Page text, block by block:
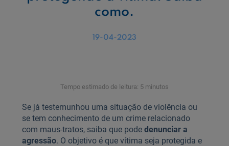
como.
19-04-2023
Tempo estimado de leitura: 5 minutos
Se já testemunhou uma situação de violência ou
se tem conhecimento de um crime relacionado
com maus-tratos, saiba que pode denunciar a
agressão. O objetivo é que vítima seja protegida e